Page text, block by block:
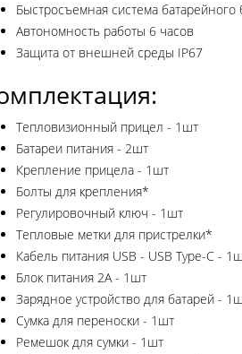
Быстросъемная система батарейного
Автономность работы 6 часов
Защита от внешней среды IP67
Тепловизионный прицел - 1шт
Батареи питания - 2шт
Крепление прицела - 1шт
Болты для крепления*
Регулировочный ключ - 1шт
Тепловые метки для пристрелки*
Кабель питания USB - USB Type-C -
Блок питания 2А - 1шт
Зарядное устройство для батарей -
Сумка для переноски - 1шт
Ремешок для сумки - 1шт